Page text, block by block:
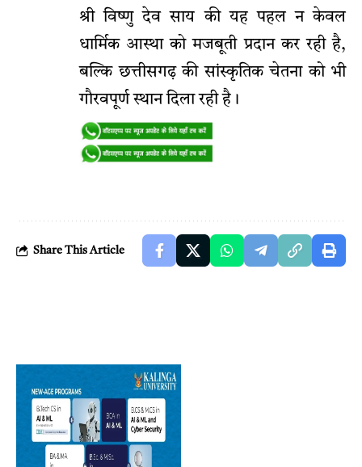
श्री विष्णु देव साय की यह पहल न केवल
धार्मिक आस्था को मजबूती प्रदान कर रही है,
बल्कि छत्तीसगढ़ की सांस्कृतिक चेतना को भी
गौरवपूर्ण स्थान दिला रही है।
Share This Article